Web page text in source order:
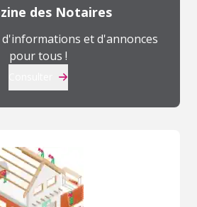
des Notaires
d'informations et d'annonces
pour tous !